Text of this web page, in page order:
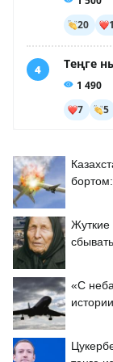
Жуткие
«С